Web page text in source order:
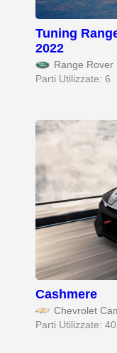
Tuning
2022
Range Rover
Parti Utilizzate: 6
Cashmere
Chevrolet
Parti Utilizzate: 40